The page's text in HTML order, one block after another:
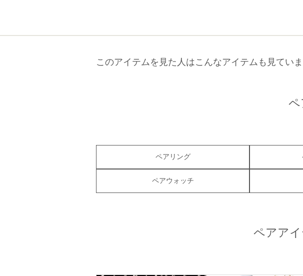
このアイテムを見た人はこんなアイテムも見てい
ペ
ペアリング
ペアウォッチ
ペアア